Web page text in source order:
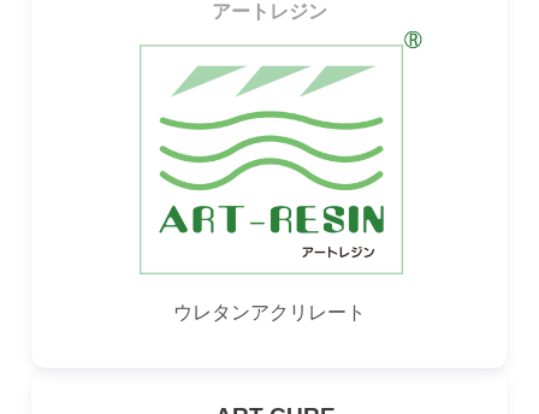
アートレジン
ウレタンアクリレート